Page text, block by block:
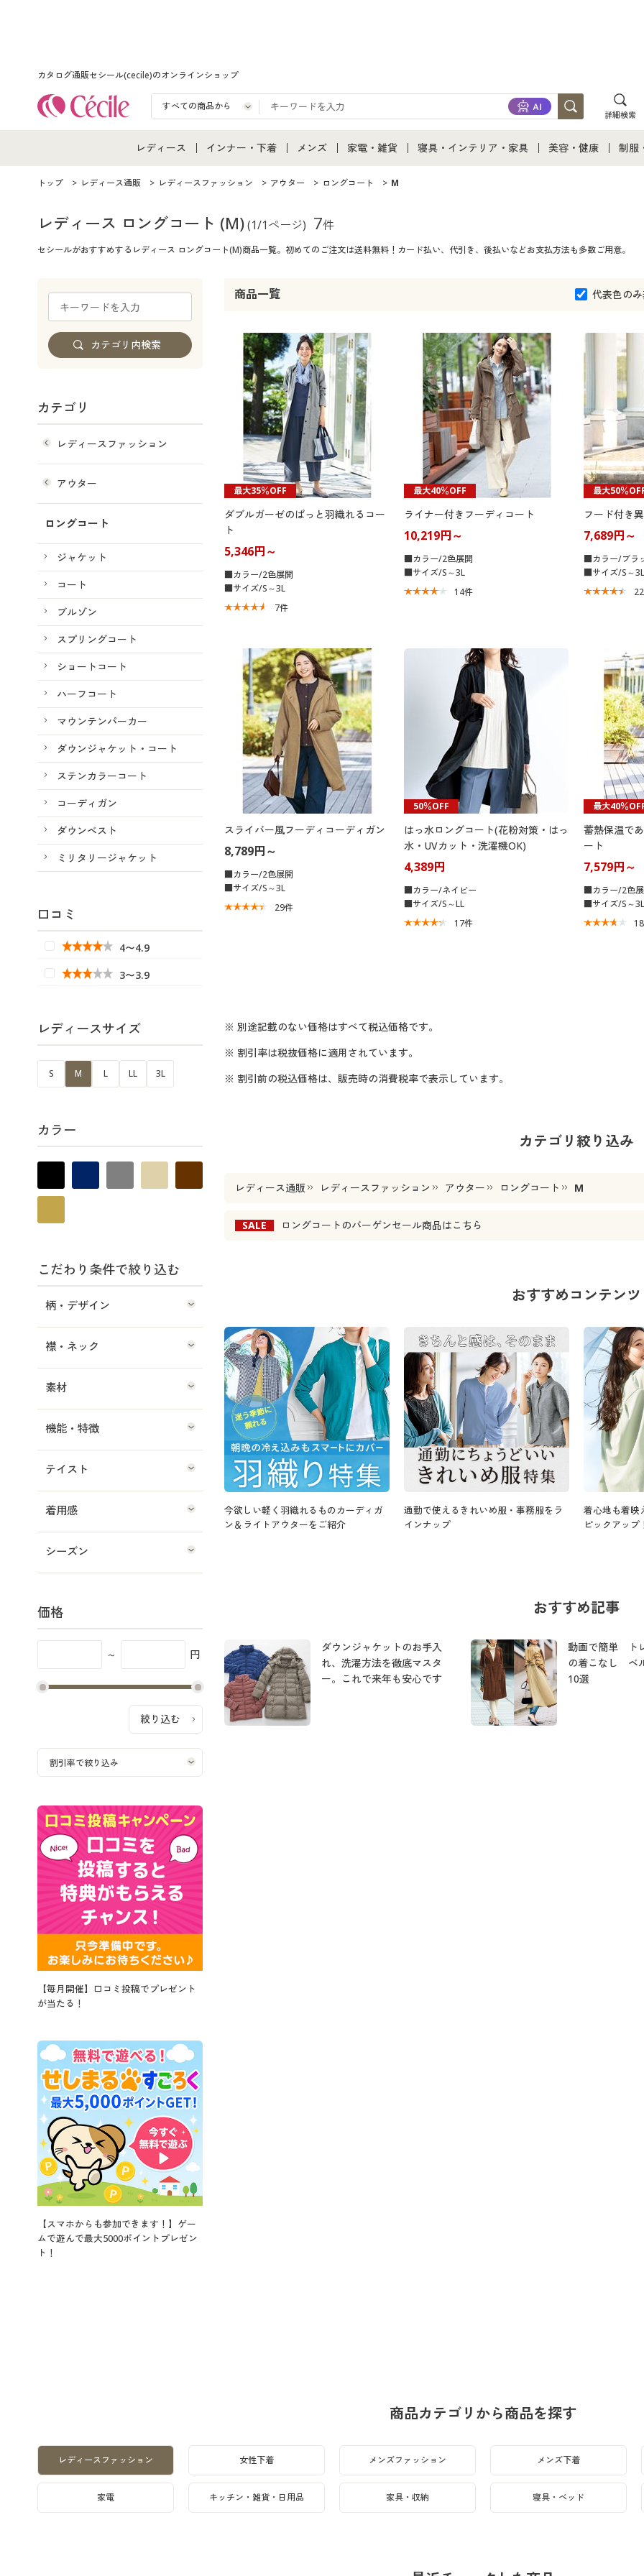
カタログ通販セシール(cecile)のオンラインショップ
詳細検索
レディース
レディース通販すべて
レディースファッション
女性下着
インナー・下着
インナー・下着通販すべて
女性下着
メンズ下着
ジュニア・ティーンズ下着
メンズ
メンズ通販すべて
メンズファッション
メンズ下着
家電・雑貨
家電・雑貨すべて
キッチン・雑貨・日用品
寝具・インテリア・家具
寝具・ベッド
美容・健康 制服
ジュ
トップ レディース通販 レディースファッション アウター ロングコート M
レディース ロングコート (M)(1/1ページ) 7件
セシールがおすすめするレディース ロングコート(M)商品一覧。初めてのご注文は送料無料！カード払い、代引き、後払いなどお支払方法も多数ご用意。
商品一覧 代表色の
最大35％OFF
ダブルガーゼのぱっと羽織れるコー
ト
5,346円～
■カラー/2色展開
■サイズ/S～3L
7件
最大40％OFF
ライナー付きフーディコート
10,219円～
■カラー/2色展開
■サイズ/S～3L
14件
最大50％
フード付き
7,689円～
■カラー/ブラ
■サイズ/S～3L
22
スライバー風フーディコーディガン
8,789円～
■カラー/2色展開
■サイズ/S～3L
29件
50％OFF
はっ水ロングコート(花粉対策・はっ
水・UVカット・洗濯機OK)
4,389円
■カラー/ネイビー
■サイズ/S～LL
17件
最大40％
蓄熱保温で
ート
7,579円～
■カラー/2色
■サイズ/S～3L
18
※ 別途記載のない価格はすべて税込価格です。
※ 割引率は税抜価格に適用されています。
※ 割引前の税込価格は、販売時の消費税率で表示しています。
カテゴリ絞り込み
レディース通販 レディースファッション アウター ロングコート M
SALE ロングコートのバーゲンセール商品はこちら
おすすめコンテンツ
今欲しい軽く羽織れるものカーディガ
ン＆ライトアウターをご紹介
通勤で使えるきれいめ服・事務服をラ
インナップ
着心地も着映
ピックアップ
おすすめ記事
ダウンジャケットのお手入
れ、洗濯方法を徹底マスタ
ー。これで来年も安心です
動画で簡単 ト
の着こなし ベ
10選
カテゴリ
レディースファッション
アウター
ロングコート
ジャケット
コート
ブルゾン
スプリングコート
ショートコート
ハーフコート
マウンテンパーカー
ダウンジャケット・コート
ステンカラーコート
コーディガン
ダウンベスト
ミリタリージャケット
口コミ
4〜4.9
3〜3.9
レディースサイズ
S M L LL 3L
カラー
こだわり条件で絞り込む
柄・デザイン
襟・ネック
素材
機能・特徴
テイスト
着用感
シーズン
価格
～ 円
【毎月開催】口コミ投稿でプレゼント
が当たる！
【スマホからも参加できます！】ゲー
ムで遊んで最大5000ポイントプレゼン
ト！
商品カテゴリから商品を探す
レディースファッション 女性下着 メンズファッション メンズ下着
家電 キッチン・雑貨・日用品 家具・収納 寝具・ベッド